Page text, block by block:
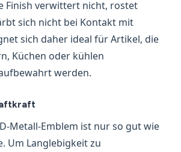
Finish verwittert nicht, rostet
sich nicht bei Kontakt mit
sich daher ideal für Artikel, die
Küchen oder kühlen
werden.
Metall-Emblem ist nur so gut wie
Um Langlebigkeit zu